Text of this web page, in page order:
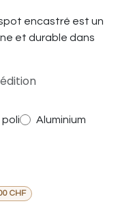
encastré est un
et durable dans
poli Aluminium
CHF